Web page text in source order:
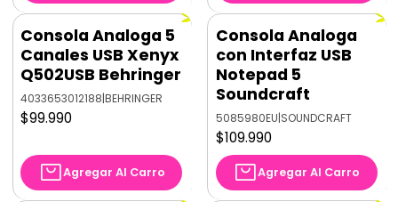
Consola Analoga 5
Canales USB Xenyx
Q502USB Behringer
4033653012188|BEHRINGER
$99.990
Agregar Al Carro
Consola Analoga
con Interfaz USB
Notepad 5
Soundcraft
5085980EU|SOUNDCRAFT
$109.990
Agregar Al Carro